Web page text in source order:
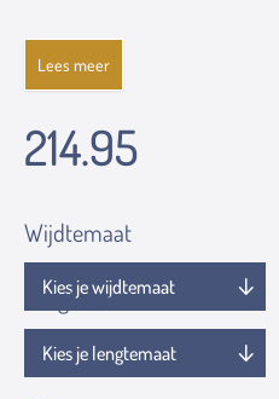
Lees meer
214.95
Wijdtemaat
Lengtemaat